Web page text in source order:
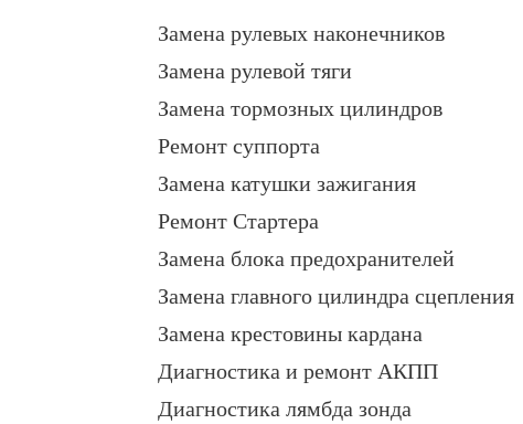
Замена рулевых наконечников
Замена рулевой тяги
Замена тормозных цилиндров
Ремонт суппорта
Замена катушки зажигания
Ремонт Стартера
Замена блока предохранителей
Замена главного цилиндра сцепления
Замена крестовины кардана
Диагностика и ремонт АКПП
Диагностика лямбда зонда